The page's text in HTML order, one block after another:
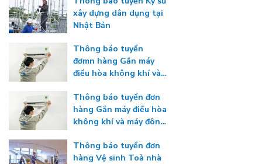
xây dựng dân dụng tại
Nhật Bản
Thông báo tuyển
đơmn hàng Gắn máy
điều hòa không khí và
Thông báo tuyển đơn
hàng Gắn máy điều hòa
không khí và máy đông
Thông báo tuyển đơn
hàng Vệ sinh Toà nhà